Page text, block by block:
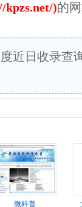
kpzs.net/)的
近日收录查
微科普